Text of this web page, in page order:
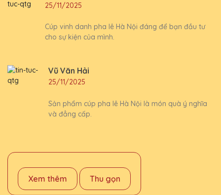
25/11/2025
Cúp vinh danh pha lê Hà Nội đáng để bạn đầu tư
cho sự kiện của mình.
Vũ Văn Hải
25/11/2025
Sản phẩm cúp pha lê Hà Nội là món quà ý nghĩa
và đẳng cấp.
Xem thêm Thu gọn